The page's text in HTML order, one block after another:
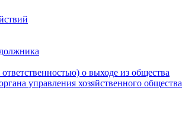
о выходе из общества
управления хозяйственного общества